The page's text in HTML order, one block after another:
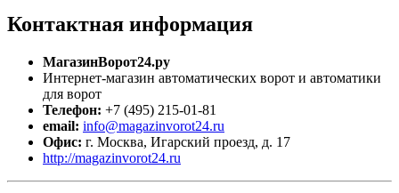
Контактная информация
МагазинВорот24.ру
Интернет-магазин автоматических ворот и автоматики
для ворот
Телефон: +7 (495) 215-01-81
email: info@magazinvorot24.ru
Офис: г. Москва, Игарский проезд, д. 17
http://magazinvorot24.ru